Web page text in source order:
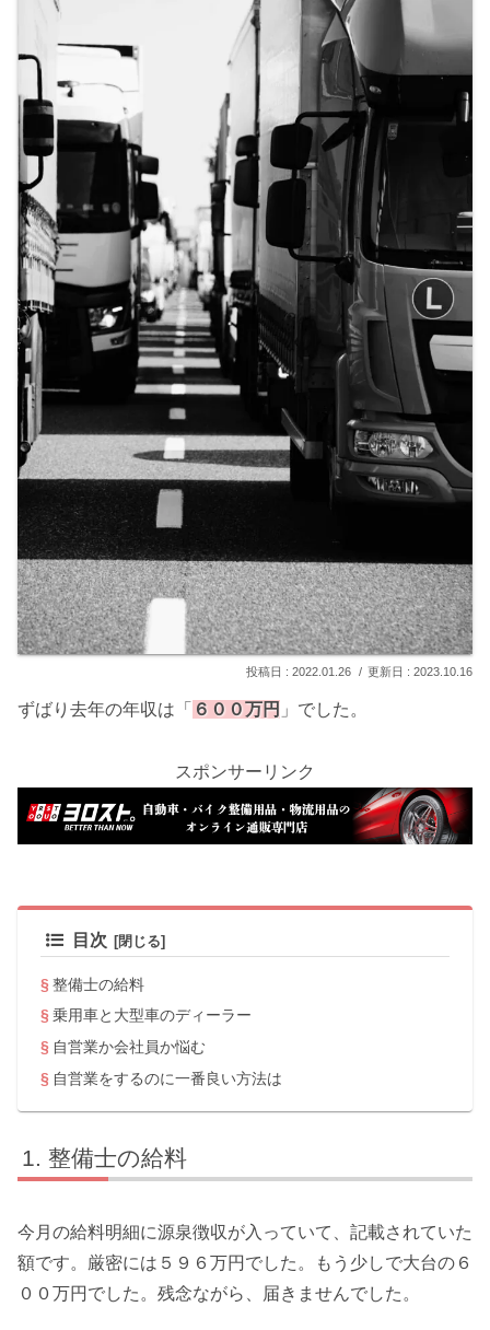
2022.01.26 2023.10.16
ずばり去年の年収は「 ６００万円 」でした。
スポンサーリンク
目次
整備士の給料
乗用車と大型車のディーラー
自営業か会社員か悩む
自営業をするのに一番良い方法は
整備士の給料
今月の給料明細に源泉徴収が入っていて、記載されていた
額です。厳密には５９６万円でした。もう少しで大台の６
００万円でした。残念ながら、届きませんでした。